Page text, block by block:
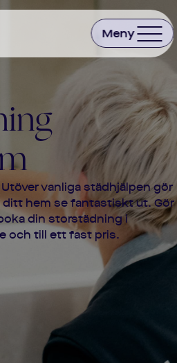
vanliga städhjälpen gör
ditt hem se fantastiskt ut. Gör
din storstädning i
och till ett fast pris.